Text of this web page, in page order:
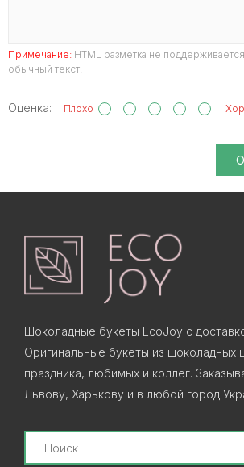
Примечание: HTML разметка не
обычный текст.
Оценка: Плохо
Шоколадные букеты EcoJoy с
Оригинальные букеты из шоколадных
праздника, любимых и коллег.
Львову, Харькову и в любой город
Search